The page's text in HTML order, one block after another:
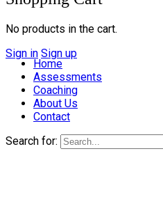
No products in the cart.
Sign in Sign up
Home
Assessments
Coaching
About Us
Contact
Search for: